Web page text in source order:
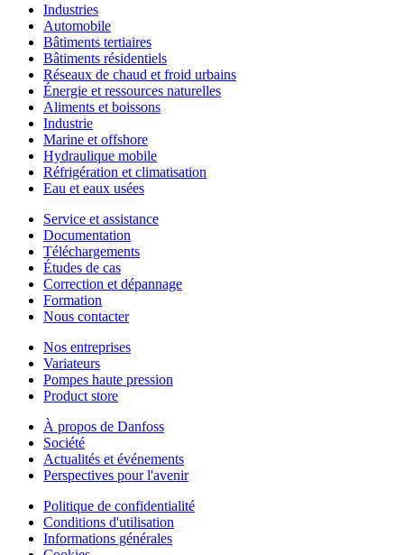
Industries
Automobile
Bâtiments tertiaires
Bâtiments résidentiels
Réseaux de chaud et froid urbains
Énergie et ressources naturelles
Aliments et boissons
Industrie
Marine et offshore
Hydraulique mobile
Réfrigération et climatisation
Eau et eaux usées
Service et assistance
Documentation
Téléchargements
Études de cas
Correction et dépannage
Formation
Nous contacter
Nos entreprises
Variateurs
Pompes haute pression
Product store
À propos de Danfoss
Société
Actualités et événements
Perspectives pour l'avenir
Politique de confidentialité
Conditions d'utilisation
Informations générales